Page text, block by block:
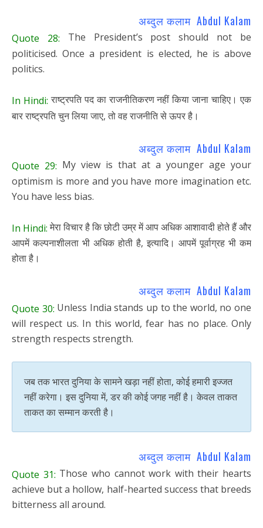
अब्दुल कलाम Abdul Kalam
Quote 28: The President’s post should not be
politicised. Once a president is elected, he is above
politics.
In Hindi: राष्ट्रपति पद का राजनीतिकरण नहीं किया जाना चाहिए। एक
बार राष्ट्रपति चुन लिया जाए, तो वह राजनीति से ऊपर है।
अब्दुल कलाम Abdul Kalam
Quote 29: My view is that at a younger age your
optimism is more and you have more imagination etc.
You have less bias.
In Hindi:मेरा विचार है कि छोटी उम्र में आप अधिक आशावादी होते हैं और
आपमें कल्पनाशीलता भी अधिक होती है, इत्यादि। आपमें पूर्वाग्रह भी कम
होता है।
अब्दुल कलाम Abdul Kalam
Quote 30: Unless India stands up to the world, no one
will respect us. In this world, fear has no place. Only
strength respects strength.
जब तक भारत दुनिया के सामने खड़ा नहीं होता, कोई हमारी इज्जत
नहीं करेगा। इस दुनिया में, डर की कोई जगह नहीं है। केवल ताकत
ताकत का सम्मान करती है।
अब्दुल कलाम Abdul Kalam
Quote 31: Those who cannot work with their hearts
achieve but a hollow, half-hearted success that breeds
bitterness all around.